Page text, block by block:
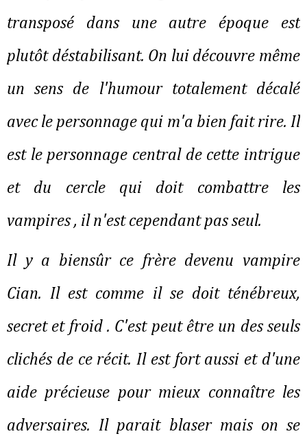
transposé dans une autre époque est
plutôt déstabilisant. On lui découvre même
un sens de l'humour totalement décalé
avec le personnage qui m'a bien fait rire. Il
est le personnage central de cette intrigue
et du cercle qui doit combattre les
vampires , il n'est cependant pas seul.
Il y a biensûr ce frère devenu vampire
Cian. Il est comme il se doit ténébreux,
secret et froid . C'est peut être un des seuls
clichés de ce récit. Il est fort aussi et d'une
aide précieuse pour mieux connaître les
adversaires. Il parait blaser mais on se